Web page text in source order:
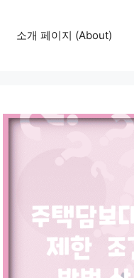
소개 페이지 (About)